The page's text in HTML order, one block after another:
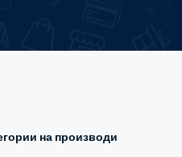
на производи